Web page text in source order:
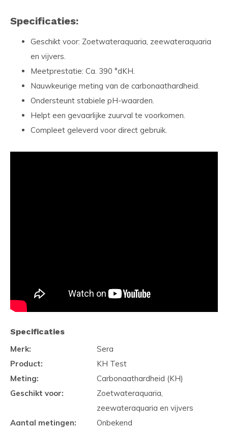
Specificaties:
Geschikt voor: Zoetwateraquaria, zeewateraquaria
en vijvers.
Meetprestatie: Ca. 390 °dKH.
Nauwkeurige meting van de carbonaathardheid.
Ondersteunt stabiele pH-waarden.
Helpt een gevaarlijke zuurval te voorkomen.
Compleet geleverd voor direct gebruik.
Specificaties
Merk:
Sera
Product:
KH Test
Meting:
Carbonaathardheid (KH)
Geschikt voor:
Zoetwateraquaria,
zeewateraquaria en vijvers
Aantal metingen:
Onbekend